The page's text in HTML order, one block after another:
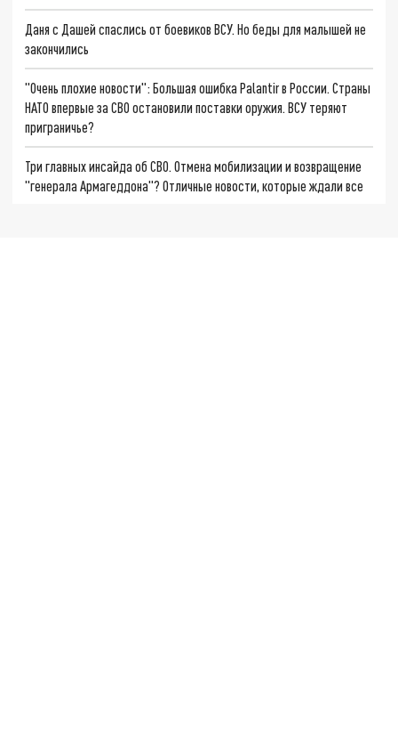
Даня с Дашей спаслись от боевиков ВСУ. Но беды для малышей не
закончились
"Очень плохие новости": Большая ошибка Palantir в России. Страны
НАТО впервые за СВО остановили поставки оружия. ВСУ теряют
приграничье?
Три главных инсайда об СВО. Отмена мобилизации и возвращение
"генерала Армагеддона"? Отличные новости, которые ждали все